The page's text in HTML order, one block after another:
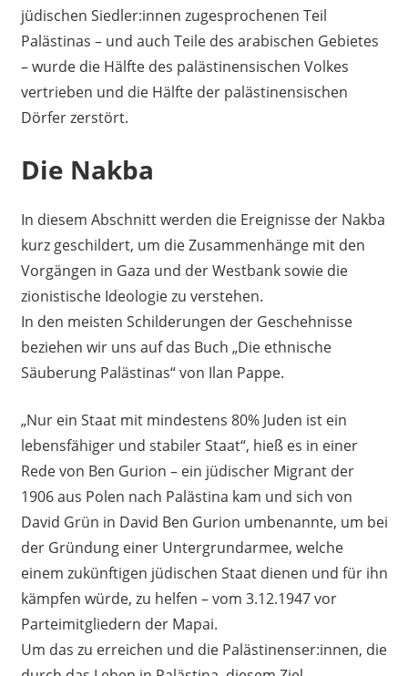
jüdischen Siedler:innen zugesprochenen Teil
Palästinas – und auch Teile des arabischen Gebietes
– wurde die Hälfte des palästinensischen Volkes
vertrieben und die Hälfte der palästinensischen
Dörfer zerstört.
Die Nakba
In diesem Abschnitt werden die Ereignisse der Nakba
kurz geschildert, um die Zusammenhänge mit den
Vorgängen in Gaza und der Westbank sowie die
zionistische Ideologie zu verstehen.
In den meisten Schilderungen der Geschehnisse
beziehen wir uns auf das Buch „Die ethnische
Säuberung Palästinas“ von Ilan Pappe.
„Nur ein Staat mit mindestens 80% Juden ist ein
lebensfähiger und stabiler Staat“, hieß es in einer
Rede von Ben Gurion – ein jüdischer Migrant der
1906 aus Polen nach Palästina kam und sich von
David Grün in David Ben Gurion umbenannte, um bei
der Gründung einer Untergrundarmee, welche
einem zukünftigen jüdischen Staat dienen und für ihn
kämpfen würde, zu helfen – vom 3.12.1947 vor
Parteimitgliedern der Mapai.
Um das zu erreichen und die Palästinenser:innen, die